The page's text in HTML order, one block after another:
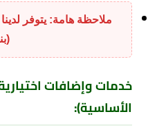
ملاحظة هامة: يتوفر
خدمات وإضافات
الأساسية):